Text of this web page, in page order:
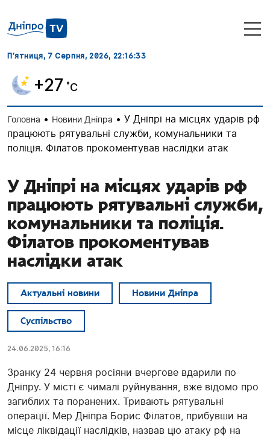
П’ятниця, 7 Серпня, 2026, 22:16:35
+27 ˚C
Головна • Новини Дніпра • У Дніпрі на місцях ударів рф
працюють рятувальні служби, комунальники та
поліція. Філатов прокоментував наслідки атак
У Дніпрі на місцях ударів рф
працюють рятувальні служби,
комунальники та поліція.
Філатов прокоментував
наслідки атак
Актуальні новини Новини Дніпра
Суспільство
24.06.2025, 16:16
Зранку 24 червня росіяни вчергове вдарили по
Дніпру. У місті є чималі руйнування, вже відомо про
загиблих та поранених. Тривають рятувальні
операції. Мер Дніпра Борис Філатов, прибувши на
місце ліквідації наслідків, назвав цю атаку рф на